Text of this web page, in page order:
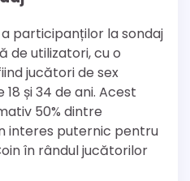
participanților la sondaj
de utilizatori, cu o
jucători de sex
și 34 de ani. Acest
50% dintre
interes puternic pentru
în rândul jucătorilor